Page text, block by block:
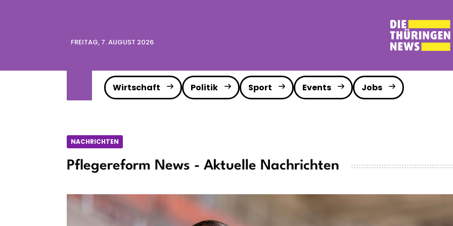
FREITAG, 7. AUGUST 2026
Wirtschaft Politik Sport Events Jobs
NACHRICHTEN
Pflegereform News - Aktuelle Nachrichten